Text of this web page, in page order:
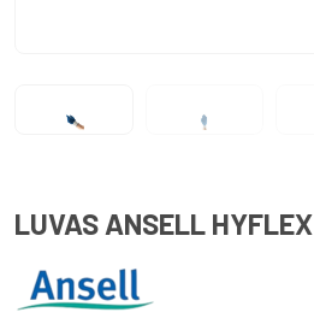
LUVAS ANSELL